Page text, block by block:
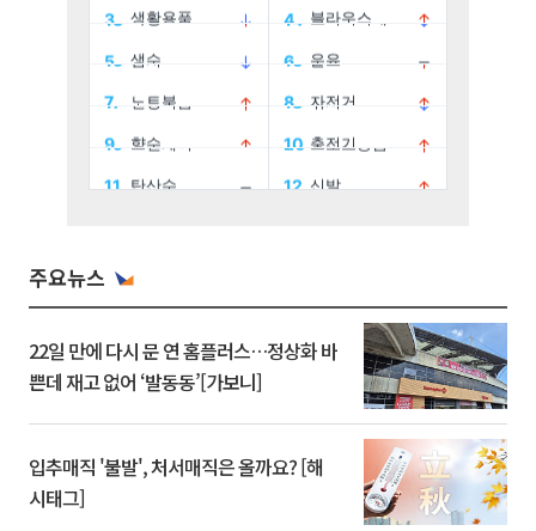
주요뉴스
22일 만에 다시 문 연 홈플러스…정상화 바
쁜데 재고 없어 ‘발동동’[가보니]
입추매직 '불발', 처서매직은 올까요? [해
시태그]